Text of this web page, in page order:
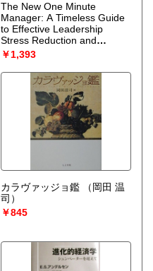
The New One Minute
Manager: A Timeless Guide
to Effective Leadership
Stress Reduction and
Success in a Rapidly
Changing Workplace
（Blanchard Ken）
￥1,393
カラヴァッジョ鑑
（岡田 温
司）
￥845